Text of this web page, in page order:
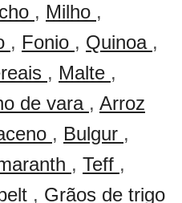
, Milho ,
, Fonio , Quinoa ,
, Malte ,
de vara , Arroz
, Bulgur ,
, Teff ,
, Grãos de trigo